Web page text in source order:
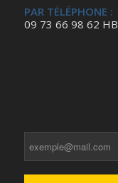
PAR TÉLÉPHONE :
09 73 66 98 62 HB